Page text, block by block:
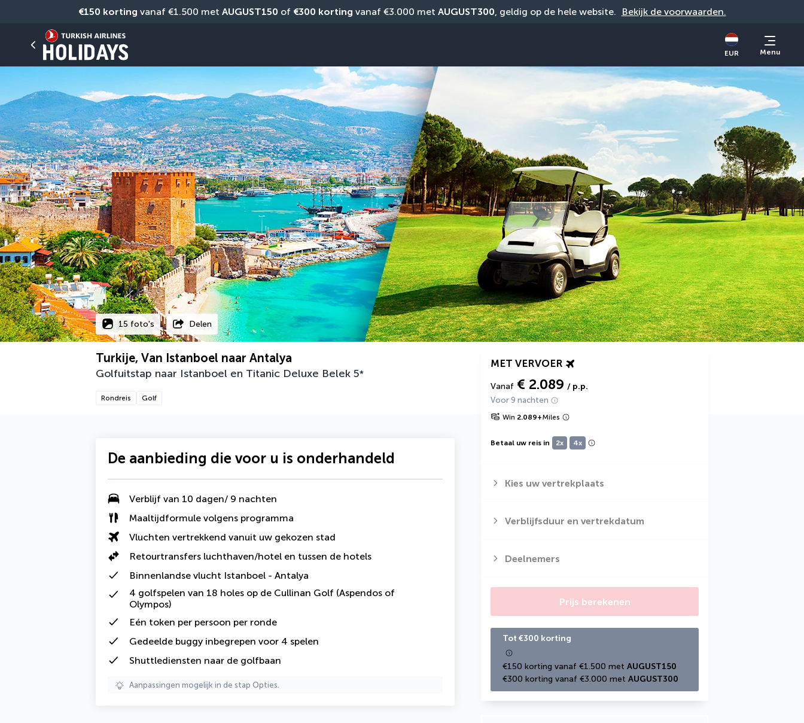
€150 korting vanaf €1.500 met AUGUST150 of €300 korting vanaf €3.000 met AUGUST300, geldig op de hele website. Bekijk de voorwaarden.
EUR Menu
15 foto's Delen
Turkije, Van Istanboel naar Antalya
Golfuitstap naar Istanboel en Titanic Deluxe Belek 5*
Rondreis Golf
MET VERVOER
Vanaf € 2.089 / p.p.
Voor 9 nachten
Win 2.089+Miles
Betaal uw reis in 2x 4x
Kies uw vertrekplaats
Verblijfsduur en vertrekdatum
Deelnemers
Prijs berekenen
Tot €300 korting
€150 korting vanaf €1.500 met AUGUST150
€300 korting vanaf €3.000 met AUGUST300
De aanbieding die voor u is onderhandeld
Verblijf van 10 dagen/ 9 nachten
Maaltijdformule volgens programma
Vluchten vertrekkend vanuit uw gekozen stad
Retourtransfers luchthaven/hotel en tussen de hotels
Binnenlandse vlucht Istanboel - Antalya
4 golfspelen van 18 holes op de Cullinan Golf (Aspendos of
Olympos)
Eén token per persoon per ronde
Gedeelde buggy inbegrepen voor 4 spelen
Shuttlediensten naar de golfbaan
Aanpassingen mogelijk in de stap Opties.